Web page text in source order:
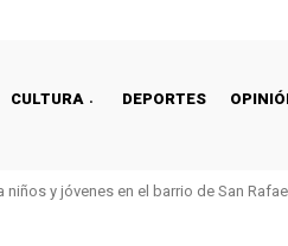
CULTURA DEPORTES
y jóvenes en el barrio de San